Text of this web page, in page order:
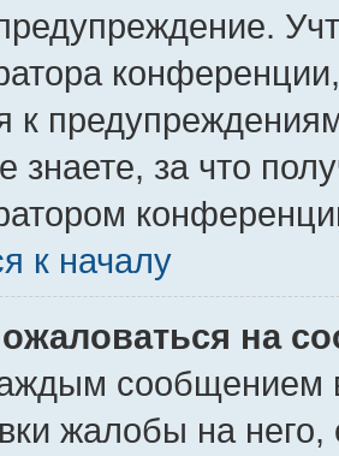
к
знаете, за что
к началу
на
сообщением
жалобы на